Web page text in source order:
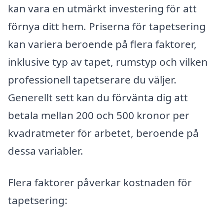
kan vara en utmärkt investering för att
förnya ditt hem. Priserna för tapetsering
kan variera beroende på flera faktorer,
inklusive typ av tapet, rumstyp och vilken
professionell tapetserare du väljer.
Generellt sett kan du förvänta dig att
betala mellan 200 och 500 kronor per
kvadratmeter för arbetet, beroende på
dessa variabler.
Flera faktorer påverkar kostnaden för
tapetsering: